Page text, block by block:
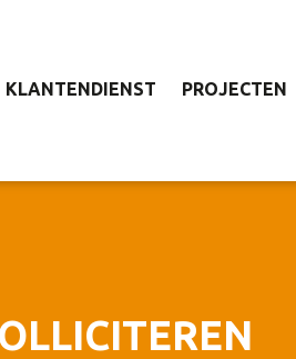
KLANTENDIENST PROJECTEN